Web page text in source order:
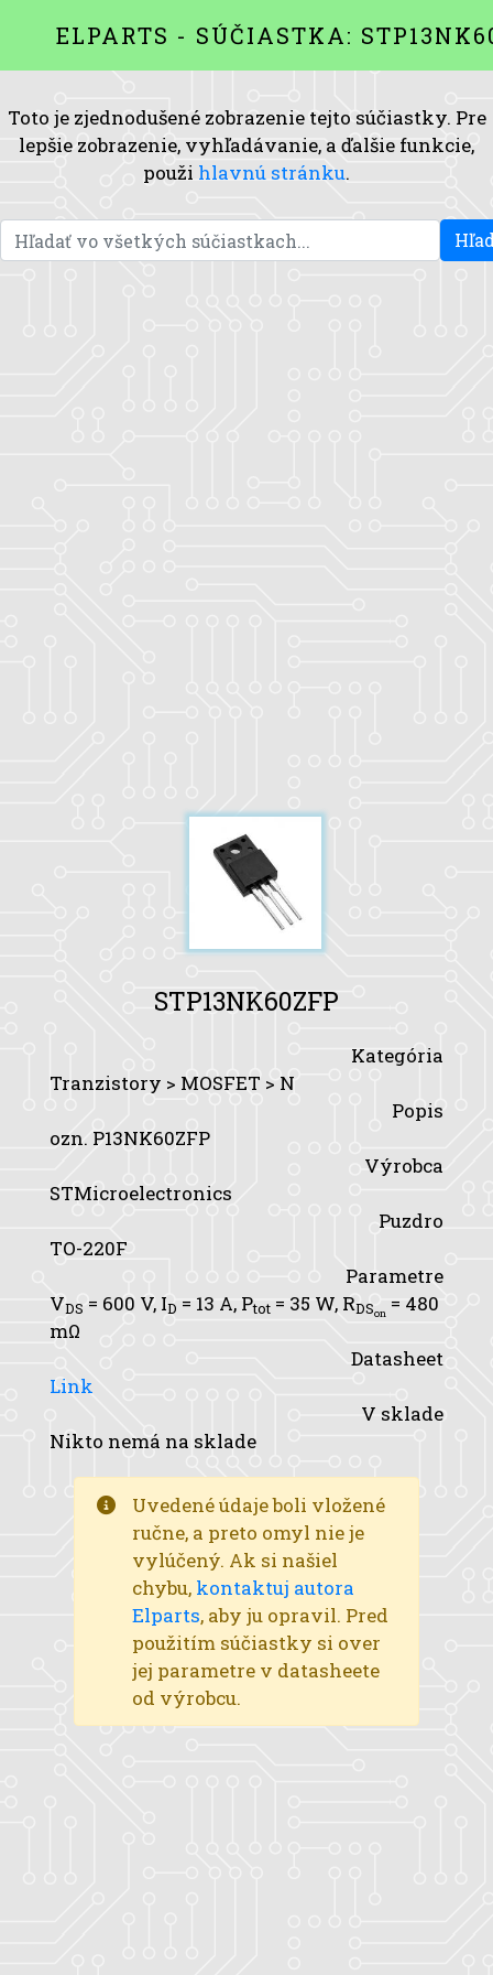
ELPARTS - SÚČIASTKA:
Toto je zjednodušené zobrazenie tejto súčiastky. Pre
lepšie zobrazenie, vyhľadávanie, a ďalšie funkcie,
použi hlavnú stránku.
STP13NK60ZFP
Kategória
Tranzistory > MOSFET > N
Popis
ozn. P13NK60ZFP
Výrobca
STMicroelectronics
Puzdro
TO-220F
Parametre
VDS = 600 V, ID = 13 A, Ptot = 35 W, RDSon = 480
mΩ
Datasheet
Link
V sklade
Nikto nemá na sklade
Uvedené údaje boli vložené
ručne, a preto omyl nie je
vylúčený. Ak si našiel
chybu, kontaktuj autora
Elparts, aby ju opravil. Pred
použitím súčiastky si over
jej parametre v datasheete
od výrobcu.